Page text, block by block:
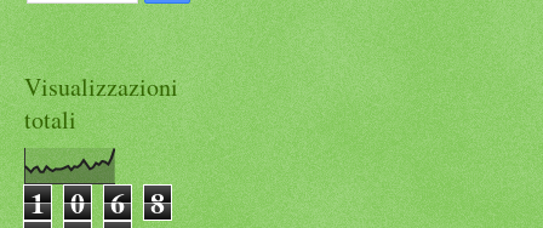
Visualizzazioni
totali
1 0 6 8